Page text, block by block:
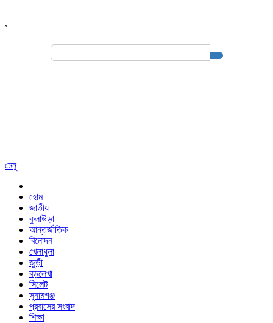
,
Search
মেনু
হোম
জাতীয়
কুলাউড়া
আন্তর্জাতিক
বিনোদন
খেলাধুলা
জুড়ী
বড়লেখা
সিলেট
সুনামগঞ্জ
প্রবাসের সংবাদ
শিক্ষা